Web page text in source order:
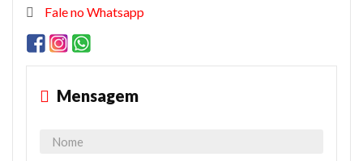
Fale no Whatsapp
Mensagem